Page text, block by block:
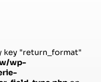
key "return_format"
wp-